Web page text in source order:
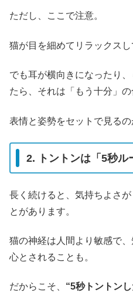
ただし、ここで注意。
猫が目を細めてリラックスし
でも耳が横向きになったり
たら、それは「もう十分」の
表情と姿勢をセットで見るの
2. トントンは「5秒ル
長く続けると、気持ちよさ
とがあります。
猫の神経は人間より敏感で
心とされることも。
だからこそ、 “5秒トントン